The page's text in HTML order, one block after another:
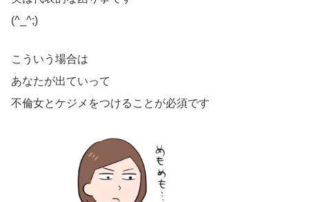
(^_^;)
こういう場合は
あなたが出ていって
不倫女とケジメをつけることが必須です